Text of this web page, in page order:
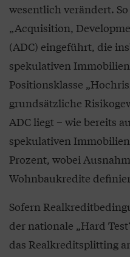
wesentlich verändert.
„Acquisition,
(ADC) eingeführt, die
spekulativen
Positionsklasse
grundsätzliche
ADC liegt – wie bereits
spekulativen
Prozent, wobei
Wohnbaukredite
Sofern
der nationale „Hard
das Realkreditsplitting